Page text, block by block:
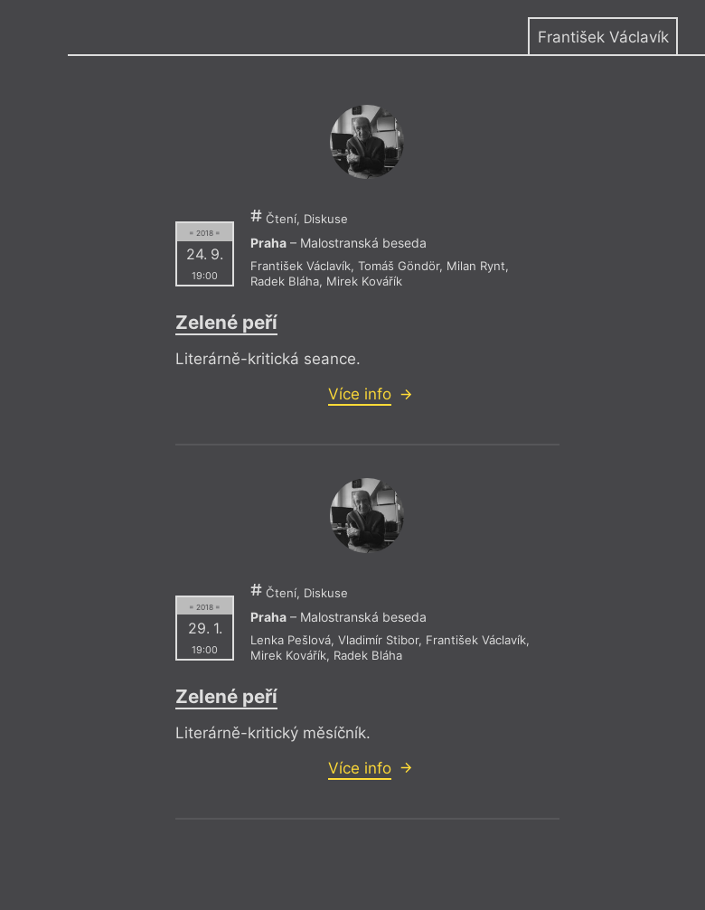
František Václavík
= 2018 =
24. 9.
19:00
Čtení, Diskuse
Praha– Malostranská beseda
František Václavík, Tomáš Göndör, Milan Rynt,
Radek Bláha, Mirek Kovářík
Zelené peří
Literárně-kritická seance.
Více info
= 2018 =
29. 1.
19:00
Čtení, Diskuse
Praha– Malostranská beseda
Lenka Pešlová, Vladimír Stibor, František Václavík,
Mirek Kovářík, Radek Bláha
Zelené peří
Literárně-kritický měsíčník.
Více info